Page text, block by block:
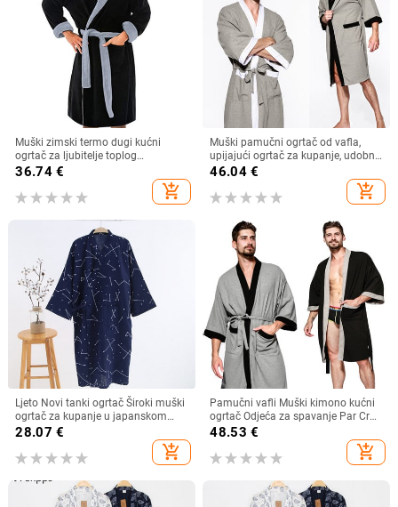
Muški zimski termo dugi kućni
ogrtač za ljubitelje toplog
produženog plišanog šala Kimono
kupaćeg ogrtača za kupanje Noćne
košulje dugih rukava Kućna odjeća
36.74€
add_shopping_cart
Muški pamučni ogrtač od vafla,
upijajući ogrtač za kupanje, udobni
ogrtači, noćna spavaćica, muški
kućni ogrtač, velika veličina, ljeto,
proljeće
46.04€
add_shopping_cart
Ljeto Novi tanki ogrtač Široki muški
ogrtač za kupanje u japanskom
stilu 100% pamuk dvoslojni gaza
Odjeća za spavanje Sleebode kućna
odjeća Odjeća za slobodno vrijeme
28.07 €
add_shopping_cart
Pamučni vafli Muški kimono kućni
ogrtač Odjeća za spavanje Par Crni
ogrtač Spavaćica Labava ležerna
sauna Yukata Proljeće Ljeto Kućna
odjeća
48.53 €
add_shopping_cart